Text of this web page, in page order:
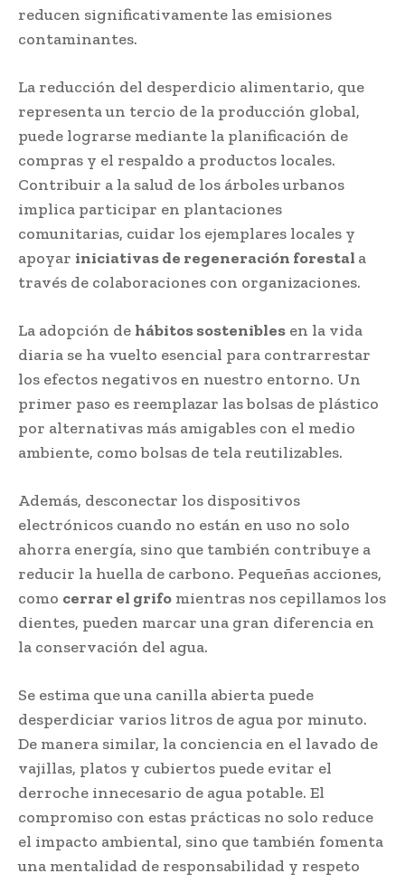
reducen significativamente las emisiones
contaminantes.
La reducción del desperdicio alimentario, que
representa un tercio de la producción global,
puede lograrse mediante la planificación de
compras y el respaldo a productos locales.
Contribuir a la salud de los árboles urbanos
implica participar en plantaciones
comunitarias, cuidar los ejemplares locales y
apoyar iniciativas de regeneración forestal a
través de colaboraciones con organizaciones.
La adopción de hábitos sostenibles en la vida
diaria se ha vuelto esencial para contrarrestar
los efectos negativos en nuestro entorno. Un
primer paso es reemplazar las bolsas de plástico
por alternativas más amigables con el medio
ambiente, como bolsas de tela reutilizables.
Además, desconectar los dispositivos
electrónicos cuando no están en uso no solo
ahorra energía, sino que también contribuye a
reducir la huella de carbono. Pequeñas acciones,
como cerrar el grifo mientras nos cepillamos los
dientes, pueden marcar una gran diferencia en
la conservación del agua.
Se estima que una canilla abierta puede
desperdiciar varios litros de agua por minuto.
De manera similar, la conciencia en el lavado de
vajillas, platos y cubiertos puede evitar el
derroche innecesario de agua potable. El
compromiso con estas prácticas no solo reduce
el impacto ambiental, sino que también fomenta
una mentalidad de responsabilidad y respeto